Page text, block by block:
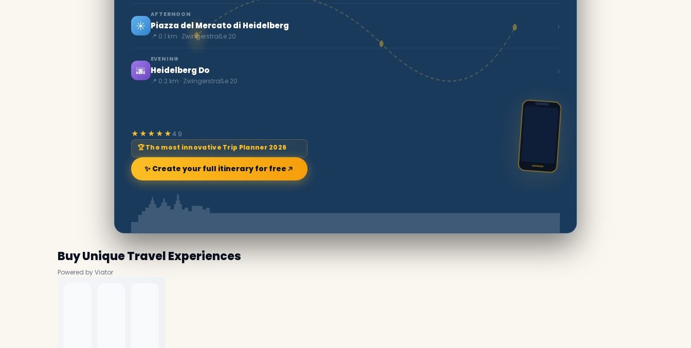
☀️
AFTERNOON
Piazza del Mercato di Heidelberg
📍 0.1 km · Zwingerstraße 20
›
🌆
EVENING
Heidelberg Do
📍 0.2 km · Zwingerstraße 20
›
★★★★★4.9
🏆 The most innovative Trip Planner 2026
✨ Create your full itinerary for free
Buy Unique Travel Experiences
Powered by Viator